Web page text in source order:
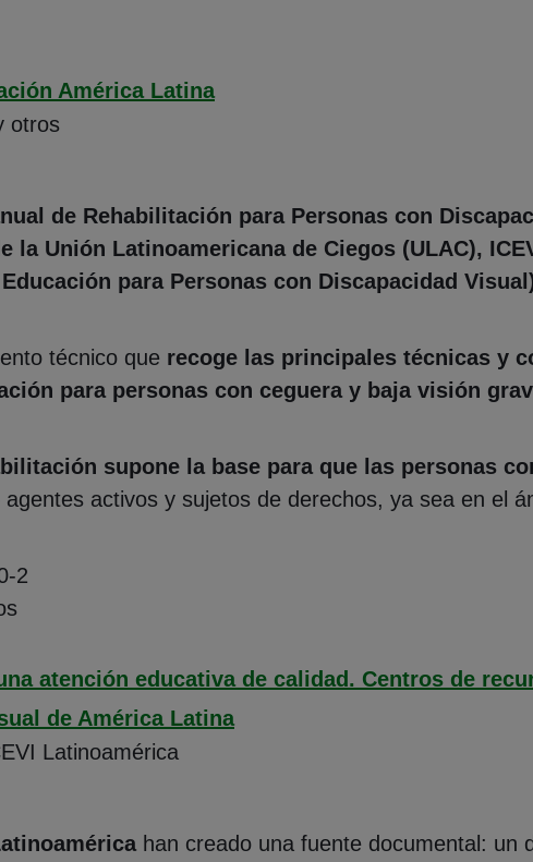
América Latina
otros
de Rehabilitación para Personas con
la Unión Latinoamericana de Ciegos (ULAC),
para Personas con Discapacidad
técnico que recoge las principales técnicas y
para personas con ceguera y baja visión
supone la base para que las personas
agentes activos y sujetos de derechos, ya sea en el
2
atención educativa de calidad. Centros de
de América Latina
Latinoamérica
han creado una fuente documental: un